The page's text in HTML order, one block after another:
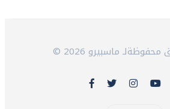
محفوظةلـ ماسبيرو